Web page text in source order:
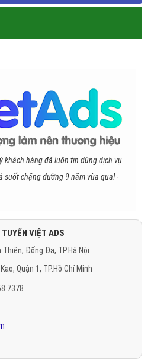
khách hàng đã luôn tin dùng dịch vụ
suốt chặng đường 9 năm vừa qua! -
VIỆT ADS
Đống Đa, TP.Hà Nội
Quận 1, TP.Hồ Chí Minh
7378